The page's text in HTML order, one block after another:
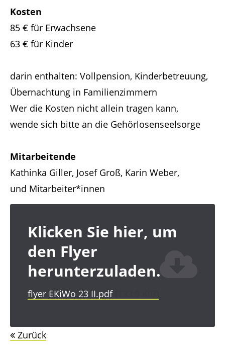
Kosten
85 € für Erwachsene
63 € für Kinder
darin enthalten: Vollpension, Kinderbetreuung,
Übernachtung in Familienzimmern
Wer die Kosten nicht allein tragen kann,
wende sich bitte an die Gehörlosenseelsorge
Mitarbeitende
Kathinka Giller, Josef Groß, Karin Weber,
und Mitarbeiter*innen
Klicken Sie hier, um
den Flyer
herunterzuladen.
flyer EKiWo 23 II.pdf
Zurück